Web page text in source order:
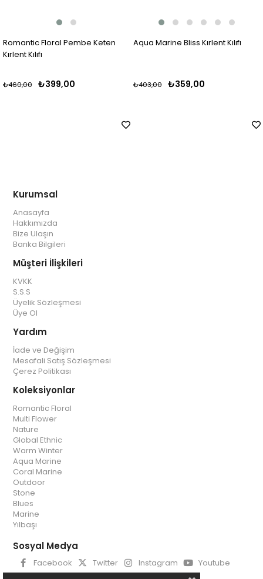
Romantic Floral Pembe Keten
Kırlent Kılıfı
₺399,00
₺460,00
Aqua Marine Bliss Kırlent Kılıfı
₺359,00
₺403,00
Kurumsal
Anasayfa
Hakkımızda
Bize Ulaşın
Banka Bilgileri
Müşteri İlişkileri
KVKK
S.S.S
Üyelik Sözleşmesi
Üye Ol
Yardım
İade ve Değişim
Mesafali Satış Sözleşmesi
Çerez Politikası
Koleksiyonlar
Romantic Floral
Multi Flower
Nature
Global Ethnic
Warm Winter
Aqua Marine
Coral Marine
Outdoor
Stone
Blues
Marine
Yılbaşı
Sosyal Medya
Facebook Twitter Instagram Youtube